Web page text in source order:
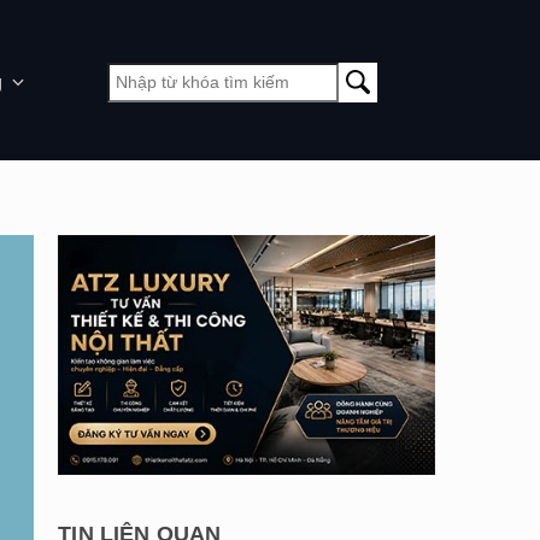
TIN LIÊN QUAN